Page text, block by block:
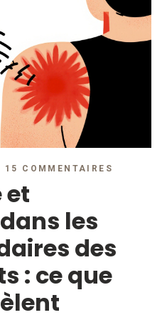
15 COMMENTAIRES
et
les
des
: ce que